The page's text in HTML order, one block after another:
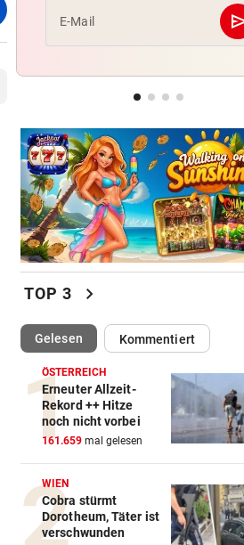
einen Titel“
Vom „Juniorpartner“ zum
Liga-Rivalen
E-Mail
TOP 3 chevron_right
Gelesen(ausgewählt)Kommentiert
ÖSTERREICH
Erneuter Allzeit-
Rekord ++ Hitze
noch nicht vorbei
161.659 mal gelesen
WIEN
Cobra stürmt
Dorotheum, Täter ist
verschwunden
Action-Cam Vergleich
ZUM VERGLEICH
Crosstrainer Vergleich
ZUM VERGLEICH